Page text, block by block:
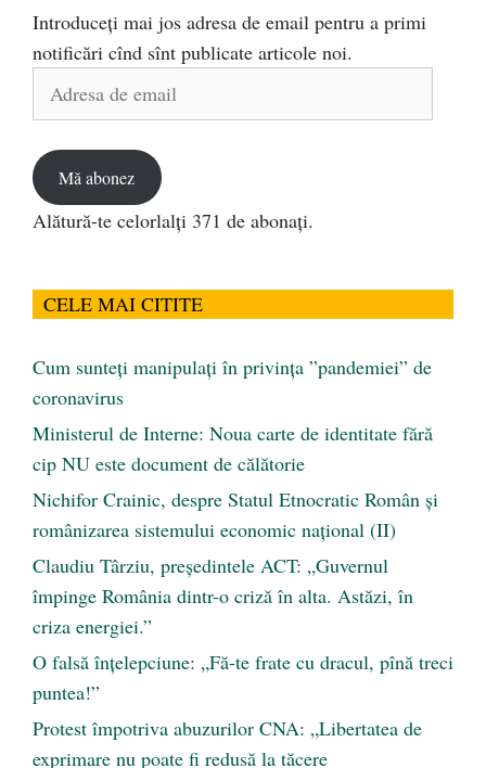
Introduceți mai jos adresa de email pentru a primi
notificări cînd sînt publicate articole noi.
Adresa
Mă abonez
Alătură-te celorlalți 371 de abonați.
CELE MAI CITITE
Cum sunteți manipulați în privința ”pandemiei” de
coronavirus
Ministerul de Interne: Noua carte de identitate fără
cip NU este document de călătorie
Nichifor Crainic, despre Statul Etnocratic Român şi
românizarea sistemului economic naţional (II)
Claudiu Târziu, președintele ACT: „Guvernul
împinge România dintr-o criză în alta. Astăzi, în
criza energiei.”
O falsă înțelepciune: „Fă-te frate cu dracul, pînă treci
puntea!”
Protest împotriva abuzurilor CNA: „Libertatea de
exprimare nu poate fi redusă la tăcere